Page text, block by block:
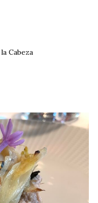
Cabeza